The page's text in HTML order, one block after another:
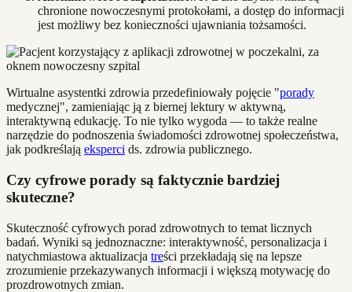
chronione nowoczesnymi protokołami, a dostęp do informacji
jest możliwy bez konieczności ujawniania tożsamości.
Wirtualne asystentki zdrowia przedefiniowały pojęcie "porady
medycznej", zamieniając ją z biernej lektury w aktywną,
interaktywną edukację. To nie tylko wygoda — to także realne
narzędzie do podnoszenia świadomości zdrowotnej społeczeństwa,
jak podkreślają eksperci ds. zdrowia publicznego.
Czy cyfrowe porady są faktycznie bardziej
skuteczne?
Skuteczność cyfrowych porad zdrowotnych to temat licznych
badań. Wyniki są jednoznaczne: interaktywność, personalizacja i
natychmiastowa aktualizacja treści przekładają się na lepsze
zrozumienie przekazywanych informacji i większą motywację do
prozdrowotnych zmian.